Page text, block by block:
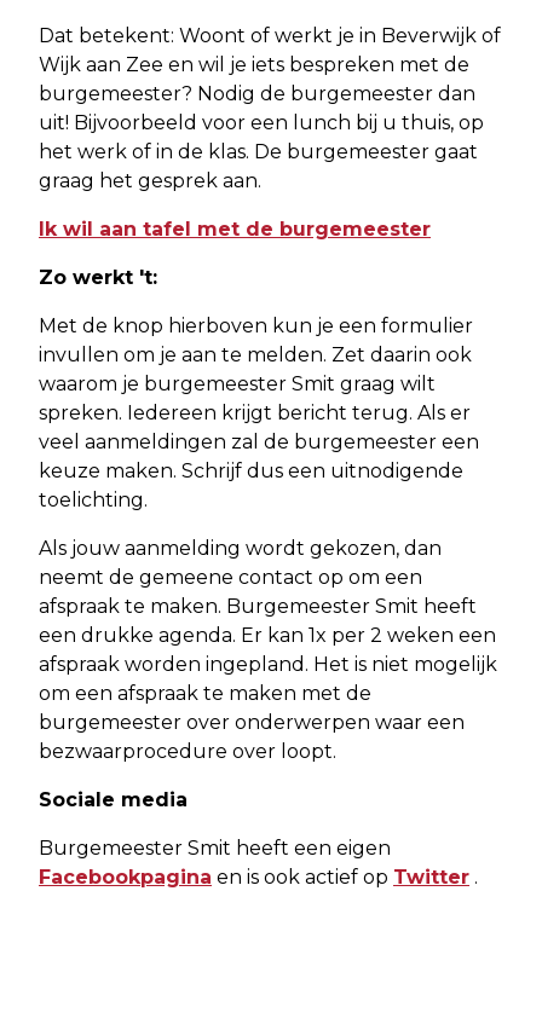
Dat betekent: Woont of werkt je in Beverwijk of
Wijk aan Zee en wil je iets bespreken met de
burgemeester? Nodig de burgemeester dan
uit! Bijvoorbeeld voor een lunch bij u thuis, op
het werk of in de klas. De burgemeester gaat
graag het gesprek aan.
Ik wil aan tafel met de burgemeester
Zo werkt 't:
Met de knop hierboven kun je een formulier
invullen om je aan te melden. Zet daarin ook
waarom je burgemeester Smit graag wilt
spreken. Iedereen krijgt bericht terug. Als er
veel aanmeldingen zal de burgemeester een
keuze maken. Schrijf dus een uitnodigende
toelichting.
Als jouw aanmelding wordt gekozen, dan
neemt de gemeene contact op om een
afspraak te maken. Burgemeester Smit heeft
een drukke agenda. Er kan 1x per 2 weken een
afspraak worden ingepland. Het is niet mogelijk
om een afspraak te maken met de
burgemeester over onderwerpen waar een
bezwaarprocedure over loopt.
Sociale media
Burgemeester Smit heeft een eigen
Facebookpagina en is ook actief op Twitter .